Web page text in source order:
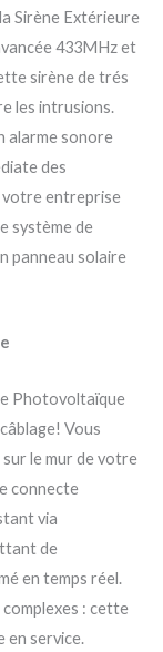
Sirène Extérieure
433MHz et
sirène de trés
les intrusions.
alarme sonore
des
votre entreprise
système de
panneau solaire
Photovoltaïque
Vous
sur le mur de votre
connecte
via
de
en temps réel.
complexes : cette
en service.